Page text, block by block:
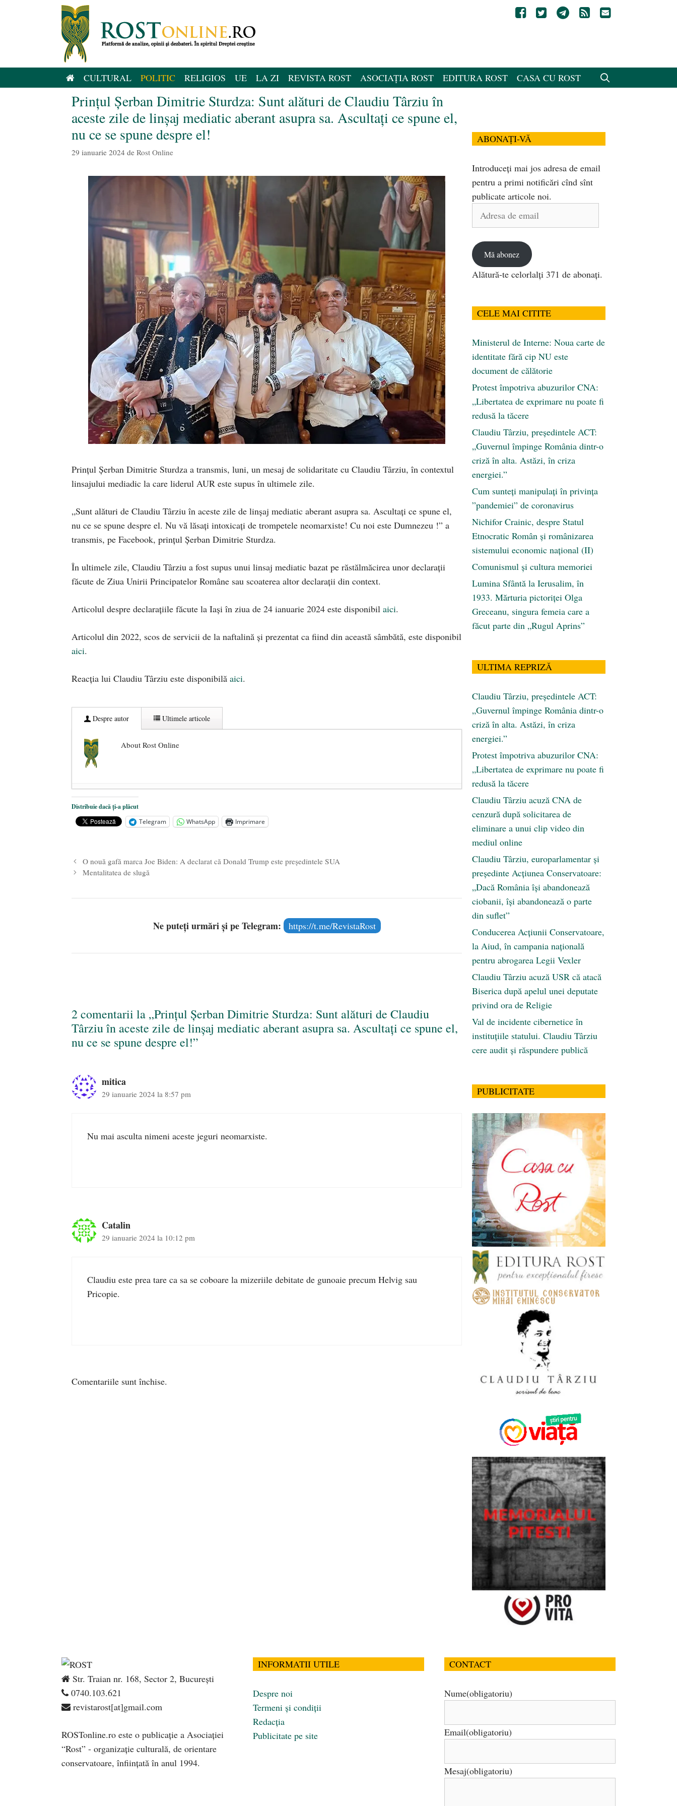
CULTURAL POLITIC RELIGIOS UE LA ZI REVISTA ROST ASOCIAȚIA ROST EDITURA ROST CASA CU ROST
Prințul Șerban Dimitrie Sturdza: Sunt alături de Claudiu Târziu în
aceste zile de linșaj mediatic aberant asupra sa. Ascultați ce spune el,
nu ce se spune despre el!
29 ianuarie 2024 de Rost Online
Prințul Șerban Dimitrie Sturdza a transmis, luni, un mesaj de solidaritate cu Claudiu Târziu, în contextul
linsajului mediadic la care liderul AUR este supus în ultimele zile.
„Sunt alături de Claudiu Târziu în aceste zile de linșaj mediatic aberant asupra sa. Ascultați ce spune el,
nu ce se spune despre el. Nu vă lăsați intoxicați de trompetele neomarxiste! Cu noi este Dumnezeu !” a
transmis, pe Facebook, prințul Șerban Dimitrie Sturdza.
În ultimele zile, Claudiu Târziu a fost supus unui linsaj mediatic bazat pe răstălmăcirea unor declarații
făcute de Ziua Unirii Principatelor Române sau scoaterea altor declarații din context.
Articolul despre declarațiile făcute la Iași în ziua de 24 ianuarie 2024 este disponibil aici.
Articolul din 2022, scos de servicii de la naftalină și prezentat ca fiind din această sâmbătă, este disponibil
aici.
Reacția lui Claudiu Târziu este disponibilă aici.
Despre autor Ultimele articole
About Rost Online
Dezvăluiri cutremurătoare despre președintele Ucrainei, Volodymyr Zelensky
Statul care servește Națiunea - 21 aprilie 2026
Legea Vexler produce efecte. Bustul poetului Octavian Goga, înlăturat din Iași
Distribuie dacă ți-a plăcut
Telegram
WhatsApp Imprimare
O nouă gafă marca Joe Biden: A declarat că Donald Trump este președintele SUA
Mentalitatea de slugă
Ne puteți urmări și pe Telegram: https://t.me/RevistaRost
2 comentarii la „Prințul Șerban Dimitrie Sturdza: Sunt alături de Claudiu
Târziu în aceste zile de linșaj mediatic aberant asupra sa. Ascultați ce spune el,
nu ce se spune despre el!”
mitica
29 ianuarie 2024 la 8:57 pm
Nu mai asculta nimeni aceste jeguri neomarxiste.
Catalin
29 ianuarie 2024 la 10:12 pm
Claudiu este prea tare ca sa se coboare la mizeriile debitate de gunoaie precum Helvig sau
Pricopie.
Comentariile sunt închise.
ABONAȚI-VĂ
Introduceți mai jos adresa de email
pentru a primi notificări cînd sînt
publicate articole noi.
Adresa
Mă abonez
Alătură-te celorlalți 371 de abonați.
CELE MAI CITITE
Ministerul de Interne: Noua carte de
identitate fără cip NU este
document de călătorie
Protest împotriva abuzurilor CNA:
„Libertatea de exprimare nu poate fi
redusă la tăcere
Claudiu Târziu, președintele ACT:
„Guvernul împinge România dintr-o
criză în alta. Astăzi, în criza
energiei.”
Cum sunteți manipulați în privința
”pandemiei” de coronavirus
Nichifor Crainic, despre Statul
Etnocratic Român şi românizarea
sistemului economic naţional (II)
Comunismul şi cultura memoriei
Lumina Sfântă la Ierusalim, în
1933. Mărturia pictoriței Olga
Greceanu, singura femeia care a
făcut parte din „Rugul Aprins”
ULTIMA REPRIZĂ
Claudiu Târziu, președintele ACT:
„Guvernul împinge România dintr-o
criză în alta. Astăzi, în criza
energiei.”
Protest împotriva abuzurilor CNA:
„Libertatea de exprimare nu poate fi
redusă la tăcere
Claudiu Târziu acuză CNA de
cenzură după solicitarea de
eliminare a unui clip video din
mediul online
Claudiu Târziu, europarlamentar și
președinte Acțiunea Conservatoare:
„Dacă România își abandonează
ciobanii, își abandonează o parte
din suflet”
Conducerea Acțiunii Conservatoare,
la Aiud, în campania națională
pentru abrogarea Legii Vexler
Claudiu Târziu acuză USR că atacă
Biserica după apelul unei deputate
privind ora de Religie
Val de incidente cibernetice în
instituțiile statului. Claudiu Târziu
cere audit și răspundere publică
PUBLICITATE
Str. Traian nr. 168, Sector 2, București
0740.103.621
revistarost[at]gmail.com
ROSTonline.ro este o publicaţie a Asociaţiei
“Rost” - organizaţie culturală, de orientare
conservatoare, înfiinţată în anul 1994.
INFORMATII UTILE
Despre noi
Termeni și condiții
Redacția
Publicitate pe site
CONTACT
Nume(obligatoriu)
Email(obligatoriu)
Mesaj(obligatoriu)